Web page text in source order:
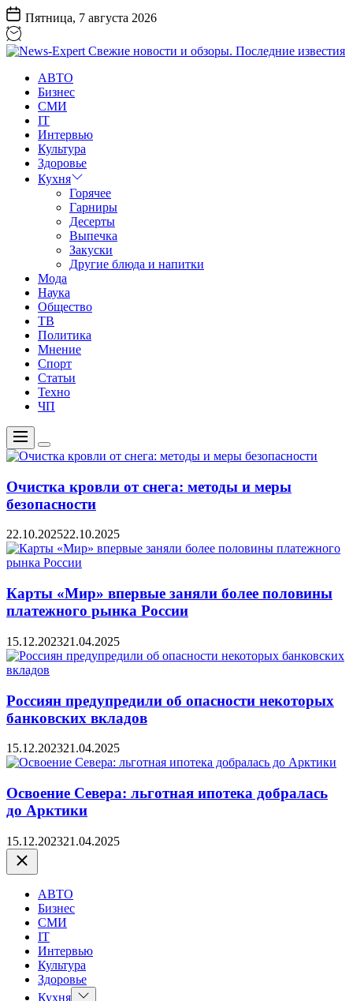
Перейти
к
содержанию
Пятница, 7 августа 2026
Expert
Свежие
новости
обзоры.
Последние
известия
АВТО
Бизнес
СМИ
IT
Интервью
Культура
Здоровье
Кухня
Горячее
Гарниры
Десерты
Выпечка
Закуски
Другие блюда и напитки
Мода
Наука
Общество
ТВ
Политика
Мнение
Спорт
Статьи
Техно
ЧП
Меню
Цвет
переключателя
Очистка кровли от снега: методы и меры
безопасности
22.10.202522.10.2025
Карты «Мир» впервые заняли более половины
платежного рынка России
15.12.202321.04.2025
Россиян предупредили об опасности некоторых
банковских вкладов
15.12.202321.04.2025
Освоение Севера: льготная ипотека добралась
до Арктики
15.12.202321.04.2025
Закрыть
АВТО
Бизнес
СМИ
IT
Интервью
Культура
Здоровье
Кухня Показать